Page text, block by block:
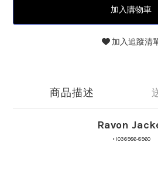
加入購物車
加入追蹤清
商品描述
Ravon
• I036986-8960